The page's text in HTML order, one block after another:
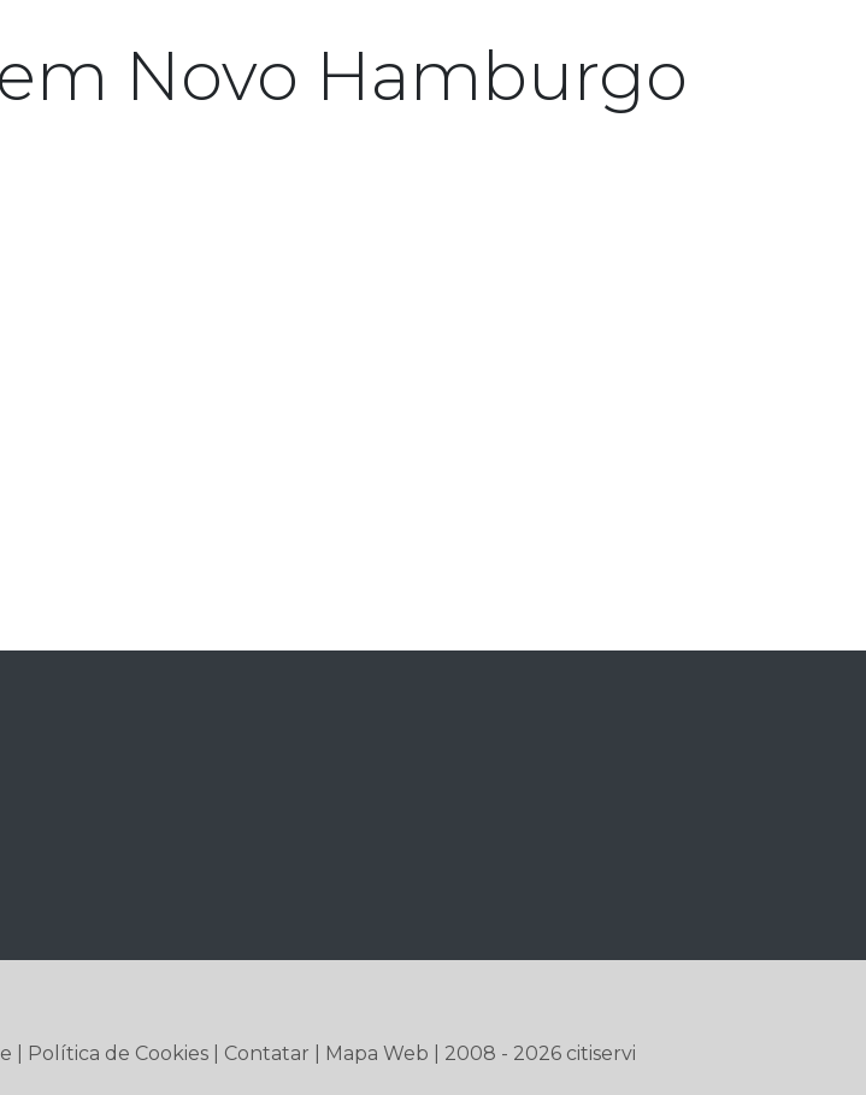
Novo Hamburgo
Política de Cookies| Contatar Mapa Web | 2008 - 2026 citiservi